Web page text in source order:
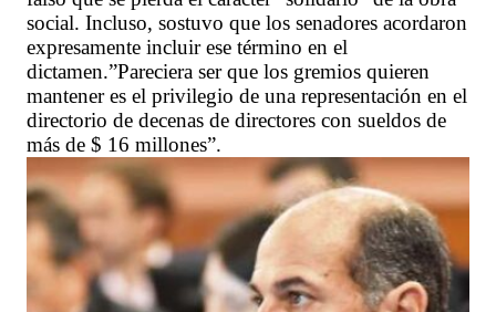
social. Incluso, sostuvo que los senadores acordaron
expresamente incluir ese término en el
dictamen.”Pareciera ser que los gremios quieren
mantener es el privilegio de una representación en el
directorio de decenas de directores con sueldos de
más de $ 16 millones”.